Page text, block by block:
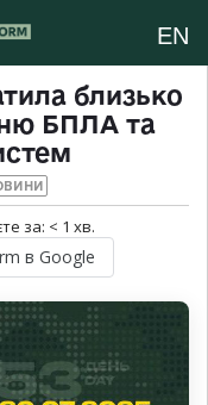
EN
близько
БПЛА та
за: < 1 хв.
в Google